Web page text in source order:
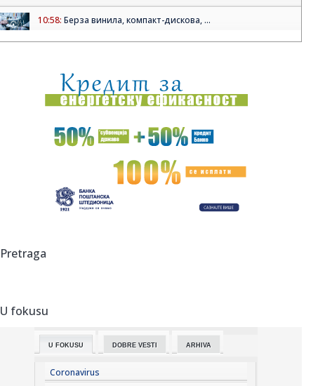
10:58: Берза винила, компакт-дискова, ...
10:58:ŽELEZNIČAR VEZAO KOKOVIĆA DO 2028: Trener koji je
ispisao isto...
10:57:Obustavljen saobraćaj između Gaja i Šumarka zbog
požara u Del...
Гоф, Осака и Бенчић прошле у осмину ...
10:51:У Великој Британији годишње се ...
10:51:
10:47: Веома висок ризик од пожара на ...
Pretraga
U fokusu
U FOKUSU DOBRE VESTI ARHIVA
Coronavirus